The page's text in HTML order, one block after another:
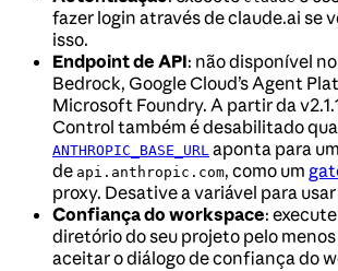
fazer login através de claude.ai se
isso.
Endpoint de API: não disponível
Bedrock, Google Cloud’s Agent
Microsoft Foundry. A partir da
Control também é desabilitado
ANTHROPIC_BASE_URL aponta para
de api.anthropic.com, como um
proxy. Desative a variável para
Confiança do workspace: execute
diretório do seu projeto pelo menos
aceitar o diálogo de confiança do